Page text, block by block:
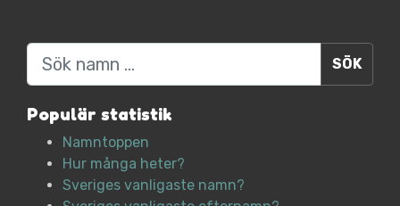
Sök
Populär statistik
Namntoppen
Hur många heter?
Sveriges vanligaste namn?